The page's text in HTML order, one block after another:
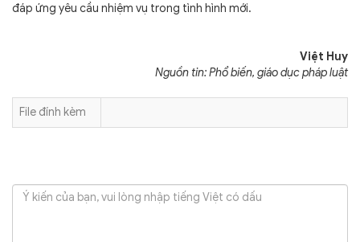
đáp ứng yêu cầu nhiệm vụ trong tình hình mới.
Việt Huy
Nguồn tin: Phổ biến, giáo dục pháp luật
File đính kèm